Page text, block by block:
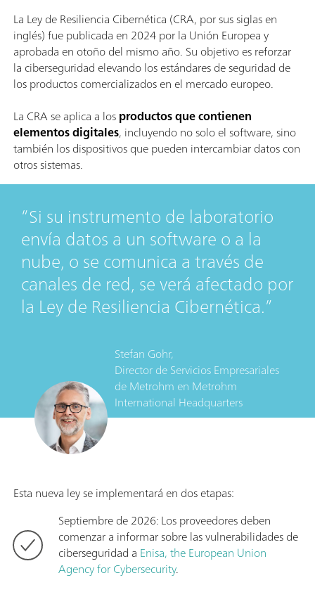
La Ley de Resiliencia Cibernética (CRA, por sus siglas en
inglés) fue publicada en 2024 por la Unión Europea y
aprobada en otoño del mismo año. Su objetivo es reforzar
la ciberseguridad elevando los estándares de seguridad de
los productos comercializados en el mercado europeo.
La CRA se aplica a losproductos que contienen
elementos digitales, incluyendo no solo el software, sino
también los dispositivos que pueden intercambiar datos con
otros sistemas.
Si su instrumento de laboratorio
envía datos a un software o a la
nube, o se comunica a través de
canales de red, se verá afectado por
la Ley de Resiliencia Cibernética.
Stefan Gohr,
Director de Servicios Empresariales
de Metrohm en Metrohm
International Headquarters
Esta nueva ley se implementará en dos etapas:
Septiembre de 2026: Los proveedores deben
comenzar a informar sobre las vulnerabilidades de
ciberseguridad a Enisa, the European Union
Agency for Cybersecurity.